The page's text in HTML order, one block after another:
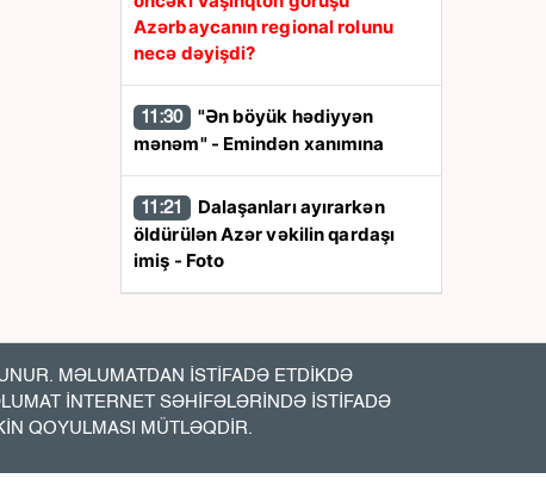
Azərbaycanın regional rolunu
necə dəyişdi?
11:30
mənəm" - Emindən xanımına
11:21
öldürülən Azər vəkilin qardaşı
imiş - Foto
ABŞ -Azərbaycan iqtisadi
əlaqələrində yeni mərhələ:7,5
milyard dollarlıq sazişlər nə vəd
edir?
MƏLUMATDAN İSTİFADƏ ETDİKDƏ
İNTERNET SƏHİFƏLƏRİNDƏ İSTİFADƏ
QOYULMASI MÜTLƏQDİR.